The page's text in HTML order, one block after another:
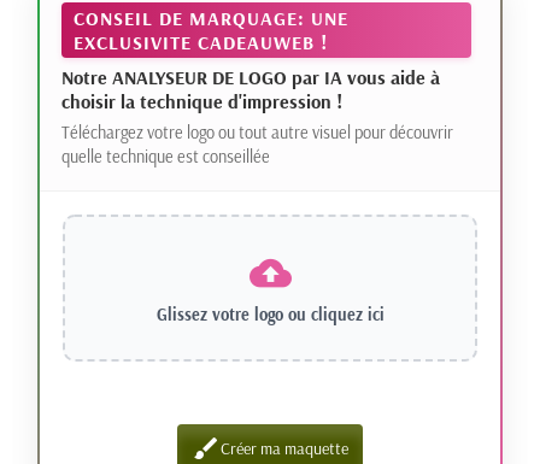
CONSEIL DE MARQUAGE: UNE
EXCLUSIVITE CADEAUWEB !
Notre ANALYSEUR DE LOGO par IA vous aide à
choisir la technique d'impression !
Téléchargez votre logo ou tout autre visuel pour découvrir
quelle technique est conseillée
Glissez votre logo ou cliquez ici
brushCréer ma maquette